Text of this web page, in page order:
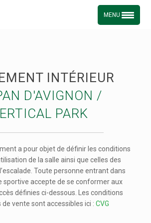
INTÉRIEUR
D'AVIGNON /
PARK
a pour objet de définir les conditions
de la salle ainsi que celles des
Toute personne entrant dans
sportive accepte de se conformer aux
définies ci-dessous. Les conditions
de vente sont accessibles ici : CVG
MENU